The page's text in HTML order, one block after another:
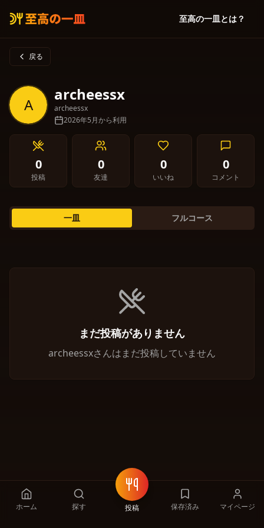
至高の一皿とは？
ホーム 探す 投稿 保存済み マイページ
戻る
A
archeessx
archeessx
2026年5月から利用
0
投稿
0
友達
0
いいね
0
コメント
一皿 フルコース
まだ投稿がありません
archeessxさんはまだ投稿していません